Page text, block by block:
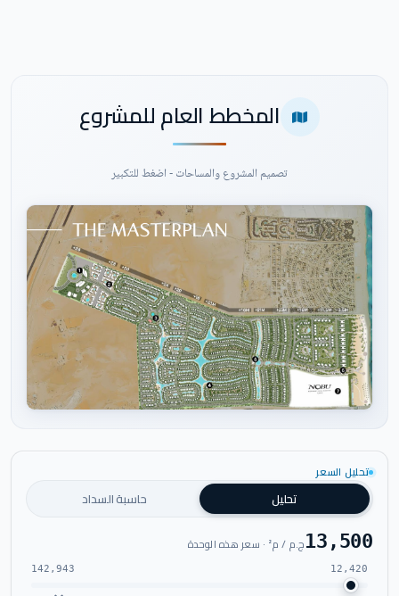
المخطط العام للمشروع
تصميم المشروع والمساحات - اضغط للتكبير
تحليل السعر
تحليل حاسبة السداد
13,500ج.م / م² · سعر هذه الوحدة
12,420
142,943